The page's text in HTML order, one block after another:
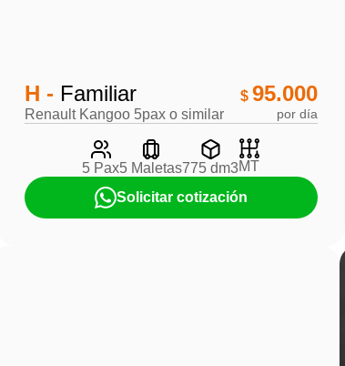
H - Familiar
Renault Kangoo 5pax o similar
$ 95.000
por día
5 Pax5 Maletas775 dm3MT
Solicitar cotización